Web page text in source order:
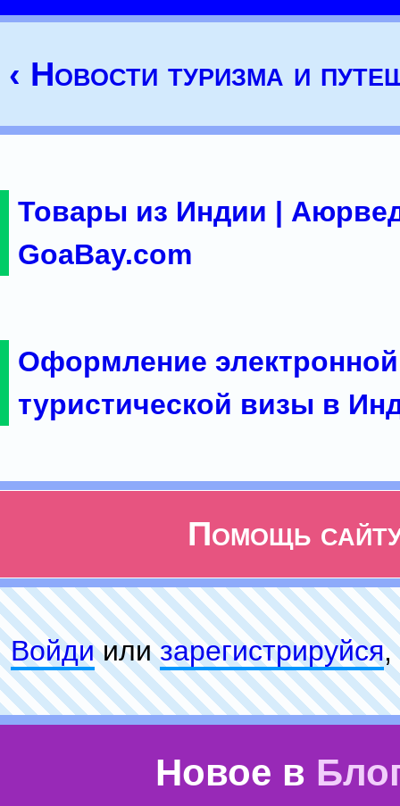
‹ Новости туризма и
Товары из Индии |
GoaBay.com
Оформление электронной
туристической визы в
Помощь
Войдиилизарeгиcтpируйся,
Новое в